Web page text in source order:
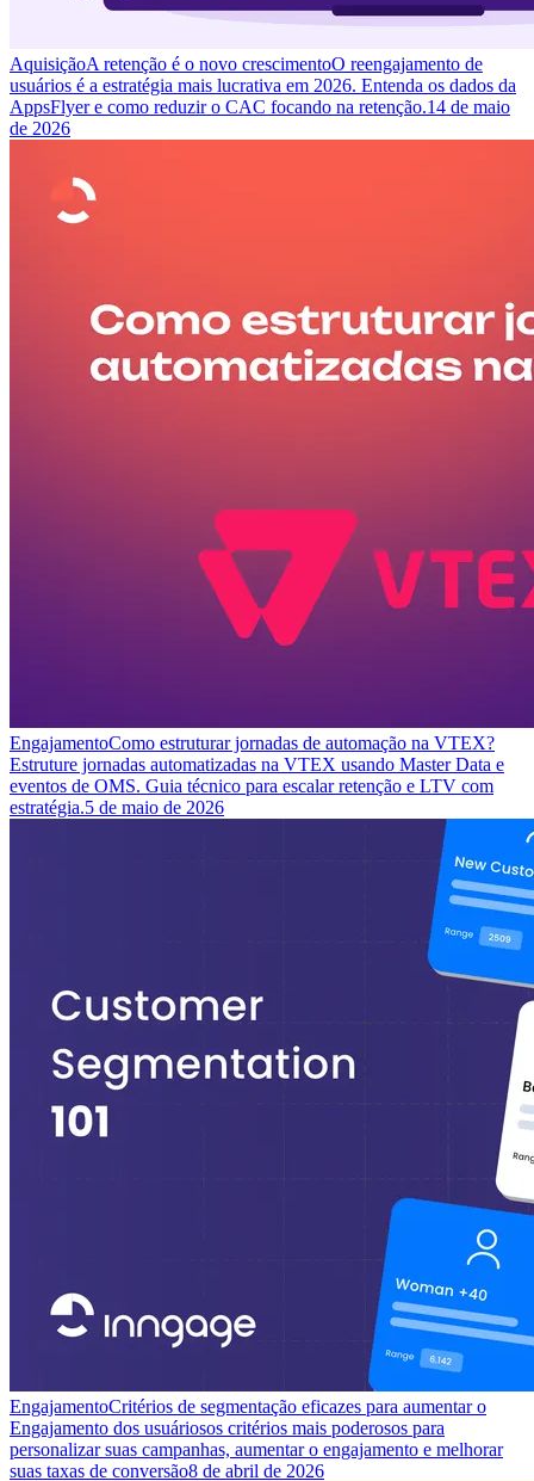
AquisiçãoA retenção é o novo crescimentoO reengajamento de
usuários é a estratégia mais lucrativa em 2026. Entenda os dados da
AppsFlyer e como reduzir o CAC focando na retenção.14 de maio
de 2026
EngajamentoComo estruturar jornadas de automação na VTEX?
Estruture jornadas automatizadas na VTEX usando Master Data e
eventos de OMS. Guia técnico para escalar retenção e LTV com
estratégia.5 de maio de 2026
EngajamentoCritérios de segmentação eficazes para aumentar o
Engajamento dos usuáriosos critérios mais poderosos para
personalizar suas campanhas, aumentar o engajamento e melhorar
suas taxas de conversão8 de abril de 2026